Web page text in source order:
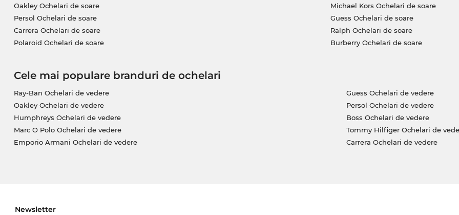
Oakley Ochelari de soare
Persol Ochelari de soare
Carrera Ochelari de soare
Polaroid Ochelari de soare
Michael Kors Ochelari de soare
Guess Ochelari de soare
Ralph Ochelari de soare
Burberry Ochelari de soare
Cele mai populare branduri de ochelari
Ray-Ban Ochelari de vedere
Oakley Ochelari de vedere
Humphreys Ochelari de vedere
Marc O Polo Ochelari de vedere
Emporio Armani Ochelari de vedere
Guess Ochelari de vedere
Persol Ochelari de vedere
Boss Ochelari de vedere
Tommy Hilfiger Ochelari de
Carrera Ochelari de vedere
Newsletter